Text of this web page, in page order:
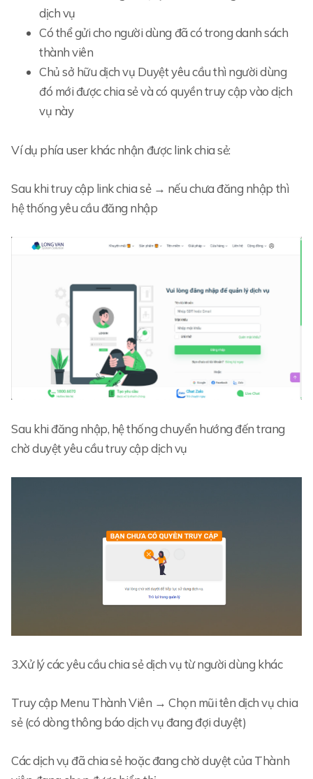
dịch vụ
Có thể gửi cho người dùng đã có trong danh sách
thành viên
Chủ sở hữu dịch vụ Duyệt yêu cầu thì người dùng
đó mới được chia sẻ và có quyền truy cập vào dịch
vụ này
Ví dụ phía user khác nhận được link chia sẻ:
Sau khi truy cập link chia sẻ → nếu chưa đăng nhập thì
hệ thống yêu cầu đăng nhập
Sau khi đăng nhập, hệ thống chuyển hướng đến trang
chờ duyệt yêu cầu truy cập dịch vụ
3.Xử lý các yêu cầu chia sẻ dịch vụ từ người dùng khác
Truy cập Menu Thành Viên → Chọn mũi tên dịch vụ chia
sẻ (có dòng thông báo dịch vụ đang đợi duyệt)
Các dịch vụ đã chia sẻ hoặc đang chờ duyệt của Thành